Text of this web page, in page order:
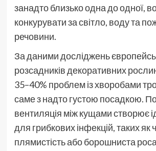
занадто близько одна до одної,
конкурувати за світло, воду та
речовини.
За даними досліджень
розсадників декоративних
35–40% проблем із хворобами
саме з надто густою посадкою.
вентиляція між кущами створює
для грибкових інфекцій, таких як
плямистість або борошниста